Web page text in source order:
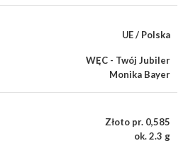
UE / Polska
WĘC - Twój Jubiler
Monika Bayer
Złoto pr. 0,585
ok. 2.3 g